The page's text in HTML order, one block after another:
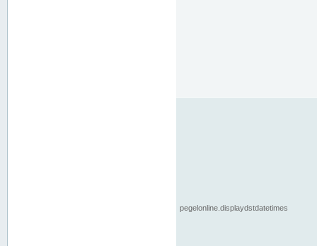
pegelonline.displaydstdatetimes